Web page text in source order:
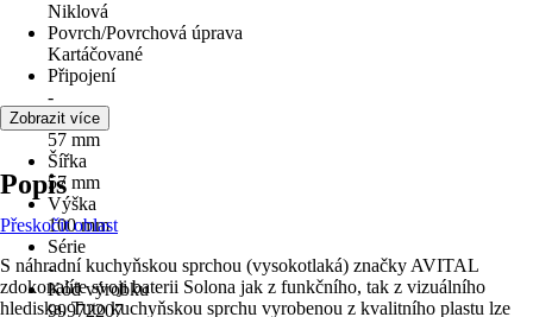
Niklová
Povrch/Povrchová úprava
Kartáčované
Připojení
-
Délka
57 mm
Šířka
57 mm
Výška
100 mm
Série
-
Kód výrobku
99972207
Zobrazit více
Popis
Přeskočit oblast
S náhradní kuchyňskou sprchou (vysokotlaká) značky AVITAL
zdokonalíte svoji baterii Solona jak z funkčního, tak z vizuálního
hlediska. Tuto kuchyňskou sprchu vyrobenou z kvalitního plastu lze